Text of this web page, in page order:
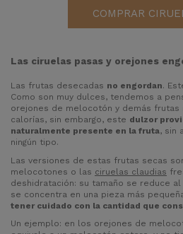
COMPRAR
Las ciruelas pasas y orejones
Las frutas desecadas no engordan.
Como son muy dulces, tendemos a
orejones de melocotón y demás frutas
calorías, sin embargo, este dulzor
naturalmente presente en la fruta, sin
ningún tipo.
Las versiones de estas frutas secas
melocotones o las ciruelas claudias
deshidratación: su tamaño se reduce
se concentra en una pieza más
tener cuidado con la cantidad que
Un ejemplo: en los orejones de